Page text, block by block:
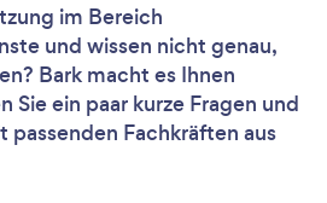
im Bereich
und wissen nicht genau,
Bark macht es Ihnen
Sie ein paar kurze Fragen und
passenden Fachkräften aus